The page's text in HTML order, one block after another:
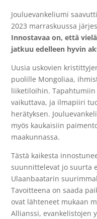
Jouluevankeliumi
2023 marraskuussa
Innostavaa on, että
jatkuu edelleen hyvin
Uusia uskovien
puolille Mongoliaa,
liiketiloihin.
vaikuttava, ja ilmapiiri
herätyksen.
myös kaukaisiin
maakunnassa.
Tästä kaikesta
suunnittelevat jo suurta
Ulaanbaatarin
Tavoitteena on saada
ovat lähteneet mukaan
Allianssi, evankelistojen